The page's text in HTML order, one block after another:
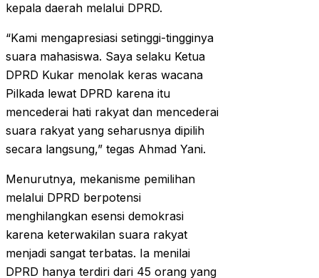
kepala daerah melalui DPRD.
“Kami mengapresiasi setinggi-tingginya
suara mahasiswa. Saya selaku Ketua
DPRD Kukar menolak keras wacana
Pilkada lewat DPRD karena itu
mencederai hati rakyat dan mencederai
suara rakyat yang seharusnya dipilih
secara langsung,” tegas Ahmad Yani.
Menurutnya, mekanisme pemilihan
melalui DPRD berpotensi
menghilangkan esensi demokrasi
karena keterwakilan suara rakyat
menjadi sangat terbatas. Ia menilai
DPRD hanya terdiri dari 45 orang yang